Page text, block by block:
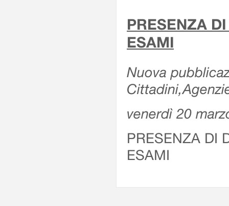
PRESENZA
ESAMI
Nuova
venerdì 20
PRESENZA DI
ESAMI